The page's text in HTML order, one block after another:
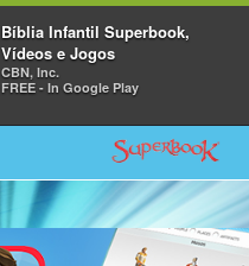
Bíblia Infantil Superbook,
Vídeos e Jogos
CBN, Inc.
FREE - In Google Play
Return to Content